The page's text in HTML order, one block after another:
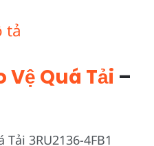
tả
Quá Tải –